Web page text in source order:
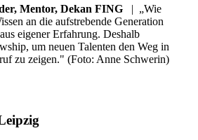
Mentor, Dekan FING | „Wie
an die aufstrebende Generation
eigener Erfahrung. Deshalb
um neuen Talenten den Weg in
zu zeigen." (Foto: Anne Schwerin)